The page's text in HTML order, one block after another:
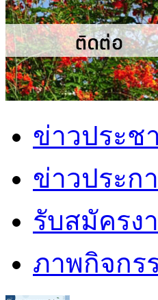
ข่าวประช
ข่าวประก
รับสมัครง
ภาพกิจกร